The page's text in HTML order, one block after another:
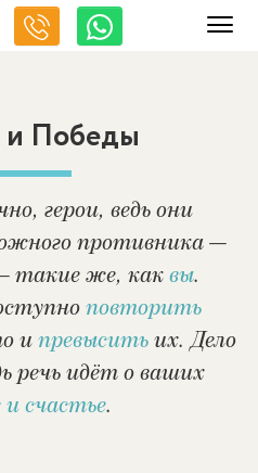
Победы
герои, ведь они
противника —
такие же, как вы.
повторить
и превысить их. Дело
речь идёт о ваших
и счастье.